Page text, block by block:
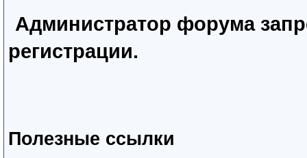
Администратор форума
регистрации.
Полезные ссылки